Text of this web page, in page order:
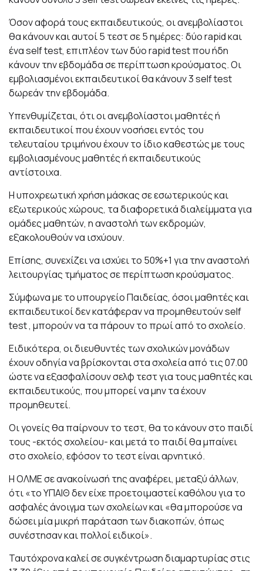
Όσον αφορά τους εκπαιδευτικούς, οι ανεμβολίαστοι
θα κάνουν και αυτοί 5 τεστ σε 5 ημέρες: δύο rapid και
ένα self test, επιπλέον των δύο rapid test που ήδη
κάνουν την εβδομάδα σε περίπτωση κρούσματος. Οι
εμβολιασμένοι εκπαιδευτικοί θα κάνουν 3 self test
δωρεάν την εβδομάδα.
Υπενθυμίζεται, ότι οι ανεμβολίαστοι μαθητές ή
εκπαιδευτικοί που έχουν νοσήσει εντός του
τελευταίου τριμήνου έχουν το ίδιο καθεστώς με τους
εμβολιασμένους μαθητές ή εκπαιδευτικούς
αντίστοιχα.
Η υποχρεωτική χρήση μάσκας σε εσωτερικούς και
εξωτερικούς χώρους, τα διαφορετικά διαλείμματα για
ομάδες μαθητών, η αναστολή των εκδρομών,
εξακολουθούν να ισχύουν.
Επίσης, συνεχίζει να ισχύει το 50%+1 για την αναστολή
λειτουργίας τμήματος σε περίπτωση κρούσματος.
Σύμφωνα με το υπουργείο Παιδείας, όσοι μαθητές και
εκπαιδευτικοί δεν κατάφεραν να προμηθευτούν self
test , μπορούν να τα πάρουν το πρωί από το σχολείο.
Ειδικότερα, οι διευθυντές των σχολικών μονάδων
έχουν οδηγία να βρίσκονται στα σχολεία από τις 07.00
ώστε να εξασφαλίσουν σελφ τεστ για τους μαθητές και
εκπαιδευτικούς, που μπορεί να μην τα έχουν
προμηθευτεί.
Οι γονείς θα παίρνουν το τεστ, θα το κάνουν στο παιδί
τους -εκτός σχολείου- και μετά το παιδί θα μπαίνει
στο σχολείο, εφόσον το τεστ είναι αρνητικό.
Η ΟΛΜΕ σε ανακοίνωσή της αναφέρει, μεταξύ άλλων,
ότι «το ΥΠΑΙΘ δεν είχε προετοιμαστεί καθόλου για το
ασφαλές άνοιγμα των σχολείων και «θα μπορούσε να
δώσει μία μικρή παράταση των διακοπών, όπως
συνέστησαν και πολλοί ειδικοί».
Ταυτόχρονα καλεί σε συγκέντρωση διαμαρτυρίας στις